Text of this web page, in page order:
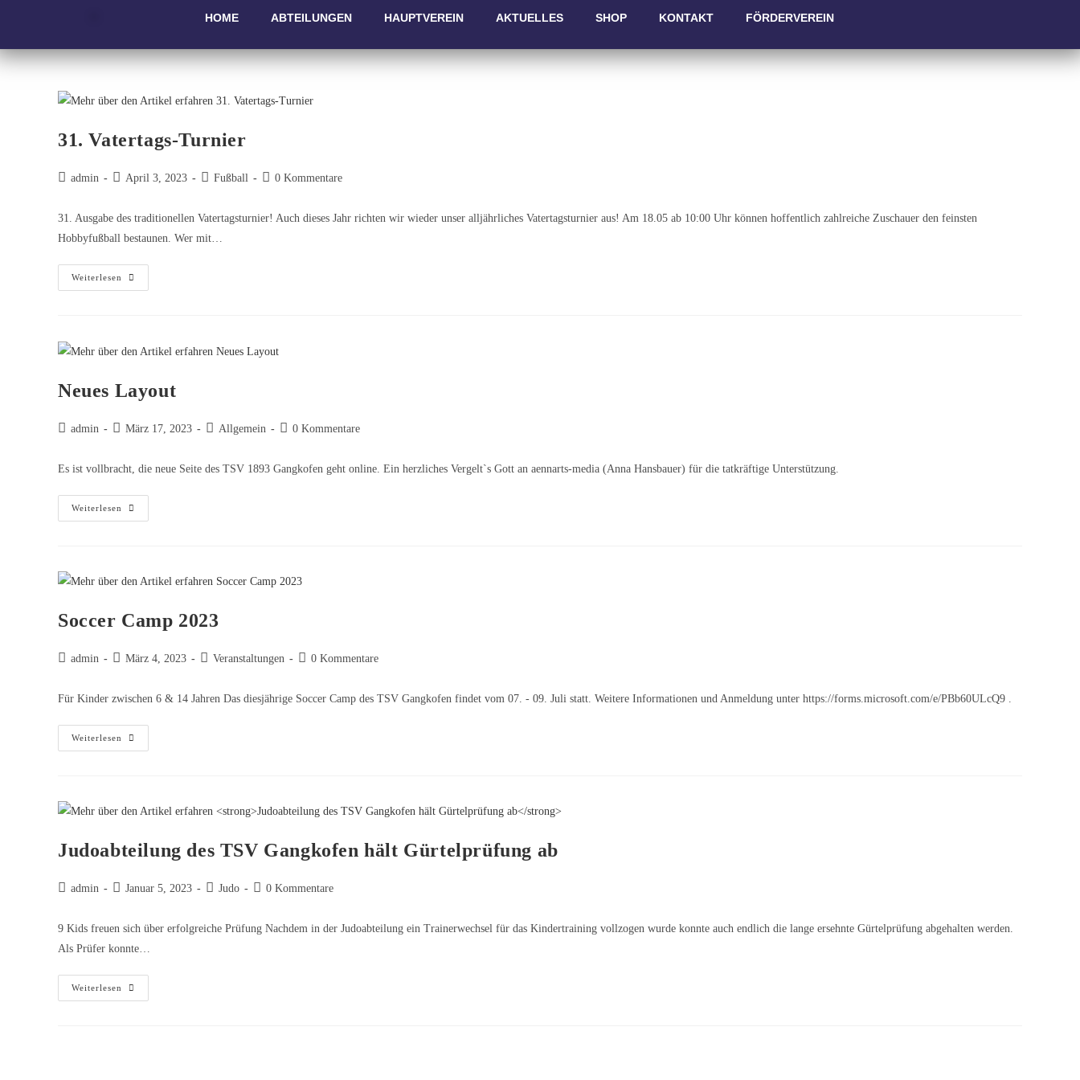
HOME ABTEILUNGEN HAUPTVEREIN AKTUELLES SHOP KONTAKT FÖRDERVEREIN
31. Vatertags-Turnier
admin April 3, 2023 Fußball 0 Kommentare
31. Ausgabe des traditionellen Vatertagsturnier! Auch dieses Jahr richten wir wieder unser alljährliches Vatertagsturnier aus! Am 18.05 ab 10:00 Uhr können hoffentlich zahlreiche Zuschauer den feinsten
Hobbyfußball bestaunen. Wer mit…
Weiterlesen
Neues Layout
admin März 17, 2023 Allgemein 0 Kommentare
Es ist vollbracht, die neue Seite des TSV 1893 Gangkofen geht online. Ein herzliches Vergelt`s Gott an aennarts-media (Anna Hansbauer) für die tatkräftige Unterstützung.
Weiterlesen
Soccer Camp 2023
admin März 4, 2023 Veranstaltungen 0 Kommentare
Für Kinder zwischen 6 & 14 Jahren Das diesjährige Soccer Camp des TSV Gangkofen findet vom 07. - 09. Juli statt. Weitere Informationen und Anmeldung unter https://forms.microsoft.com/e/PBb60ULcQ9 .
Weiterlesen
Judoabteilung des TSV Gangkofen hält Gürtelprüfung ab
admin Januar 5, 2023 Judo 0 Kommentare
9 Kids freuen sich über erfolgreiche Prüfung Nachdem in der Judoabteilung ein Trainerwechsel für das Kindertraining vollzogen wurde konnte auch endlich die lange ersehnte Gürtelprüfung abgehalten werden.
Als Prüfer konnte…
Weiterlesen